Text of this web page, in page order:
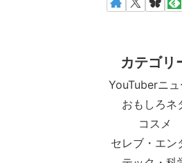
カテゴリ
YouTuberニュ
おもしろネ
コスメ
セレブ・エン